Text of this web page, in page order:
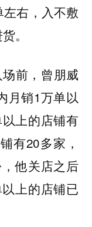
右，入不敷
。
前，曾朋威
月销1万单以
以上的店铺有
有20多家，
他关店之后
上的店铺已